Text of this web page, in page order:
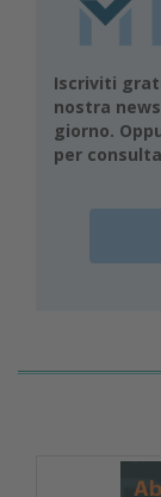
Iscriviti
nostra
giorno.
per